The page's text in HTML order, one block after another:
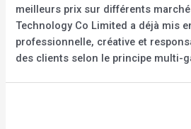
meilleurs prix sur différents
Technology Co Limited a déjà mis
professionnelle, créative et
des clients selon le principe multi-